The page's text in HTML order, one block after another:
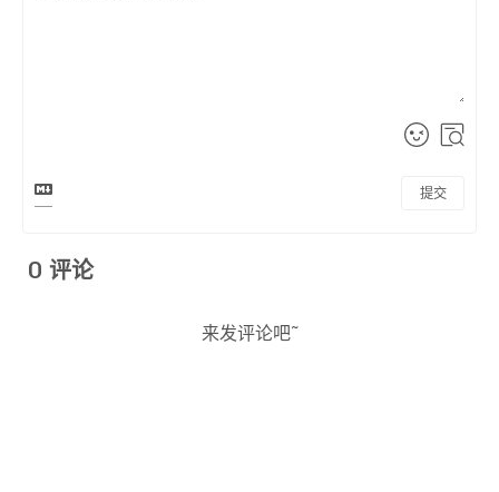
提交
0 评论
来发评论吧~